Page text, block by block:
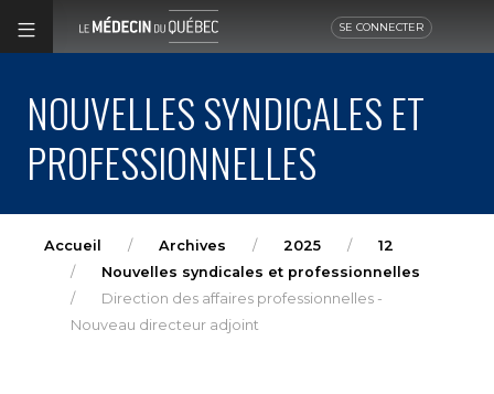
SE CONNECTER
NOUVELLES SYNDICALES ET
PROFESSIONNELLES
Accueil Archives 2025
12
Nouvelles syndicales et professionnelles
Direction des affaires professionnelles -
Nouveau directeur adjoint